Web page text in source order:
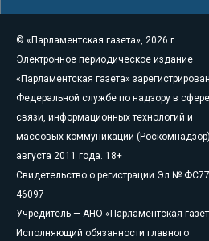
© «Парламентская газета», 2026 г.
Электронное периодическое издание
«Парламентская газета»
Федеральной службе по надзору в сфере
связи, информационных технологий и
массовых коммуникаций
августа 2011 года. 18+
Свидетельство о регистрации Эл №
46097
Учредитель — АНО «Парламентская
Исполняющий обязанности главного